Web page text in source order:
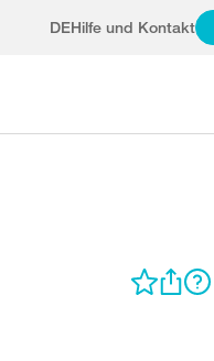
DEHilfe und Kontakt